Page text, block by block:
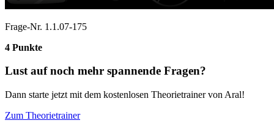
Frage-Nr. 1.1.07-175
4 Punkte
Lust auf noch mehr spannende Fragen?
Dann starte jetzt mit dem kostenlosen Theorietrainer von Aral!
Zum Theorietrainer